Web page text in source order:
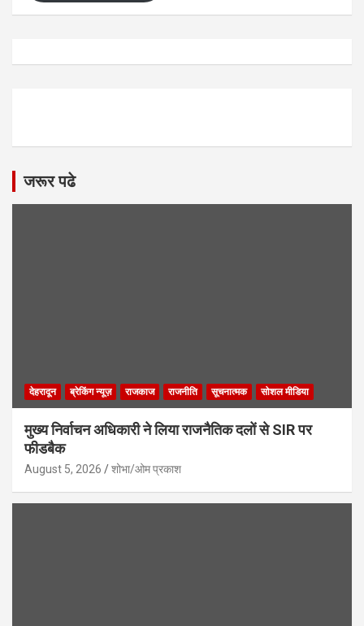
जरूर पढे
देहरादून ब्रेकिंग न्यूज़ राजकाज राजनीति सूचनात्मक सोशल मीडिया
मुख्य निर्वाचन अधिकारी ने लिया राजनैतिक दलों से SIR पर
फीडबैक
August 5, 2026 शोभा/ओम प्रकाश